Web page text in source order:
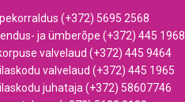
(+372) 5695 2568
ja ümberõpe (+372) 445 1968
valvelaud (+372) 445 9464
valvelaud (+372) 445 1965
juhataja (+372) 58607746